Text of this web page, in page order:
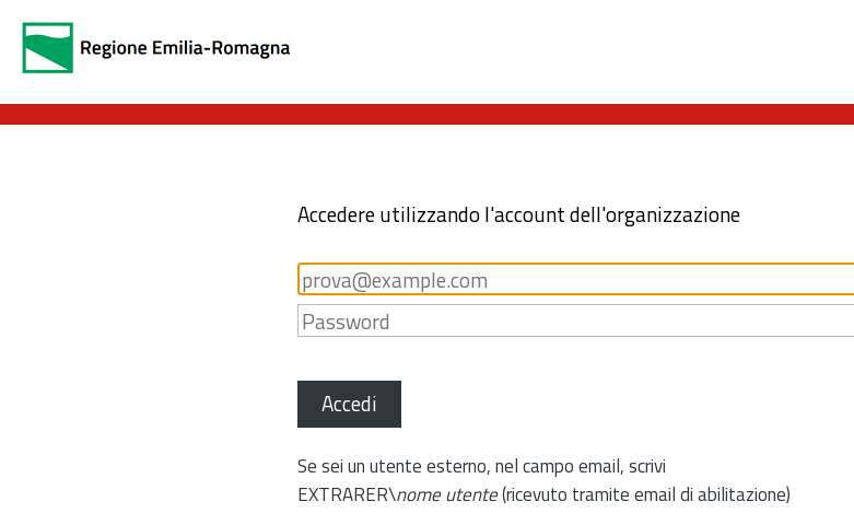
Accedere utilizzando l'account dell'organizzazione
Accedi
Se sei un utente esterno, nel campo email, scrivi
EXTRARER\nome utente(ricevuto tramite email di abilitazione)